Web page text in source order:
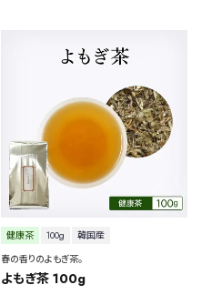
健康茶 100g
韓国産
春の香りのよもぎ茶。
よもぎ茶 100g